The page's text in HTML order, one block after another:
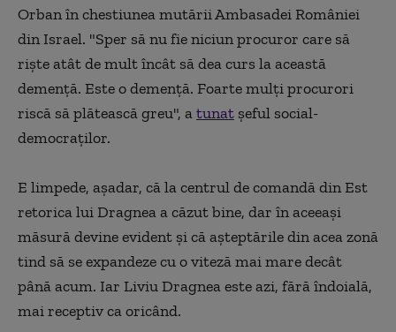
Orban în chestiunea mutării Ambasadei României
din Israel. "Sper să nu fie niciun procuror care să
rişte atât de mult încât să dea curs la această
demenţă. Este o demenţă. Foarte mulţi procurori
riscă să plătească greu", atunat şeful social-
democraţilor.
E limpede, aşadar, că la centrul de comandă din Est
retorica lui Dragnea a căzut bine, dar în aceeaşi
măsură devine evident şi că aşteptările din acea zonă
tind să se expandeze cu o viteză mai mare decât
până acum. Iar Liviu Dragnea este azi, fără îndoială,
mai receptiv ca oricând.